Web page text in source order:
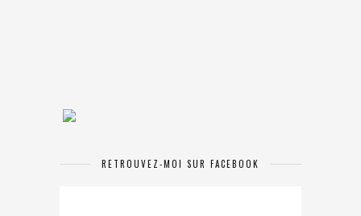
RETROUVEZ-MOI SUR FACEBOOK